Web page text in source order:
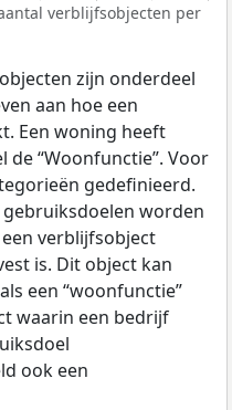
verblijfsobjecten per
zijn onderdeel
aan hoe een
Een woning heeft
“Woonfunctie”. Voor
gedefinieerd.
worden
verblijfsobject
is. Dit object kan
een “woonfunctie”
waarin een bedrijf
ook een